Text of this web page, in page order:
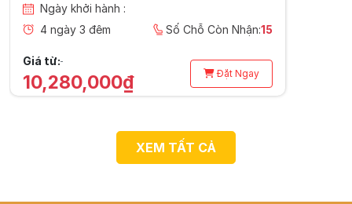
Ngày khởi hành :
4 ngày 3 đêm
Số Chỗ Còn Nhận:15
Giá từ:
10,280,000₫ Đặt Ngay
XEM TẤT CẢ